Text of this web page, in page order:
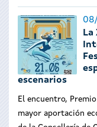
escenarios
El encuentro,
mayor aportación